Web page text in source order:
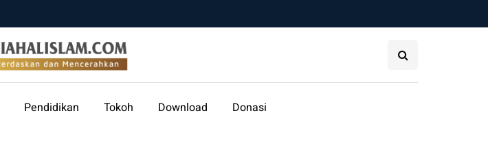
Pendidikan Tokoh Download Donasi